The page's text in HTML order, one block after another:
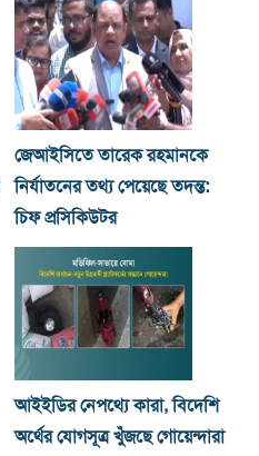
জেআইসিতে তারেক রহমানকে
নির্যাতনের তথ্য পেয়েছে তদন্ত:
চিফ প্রসিকিউটর
আইইডির নেপথ্যে কারা, বিদেশি
অর্থের যোগসূত্র খুঁজছে গোয়েন্দারা